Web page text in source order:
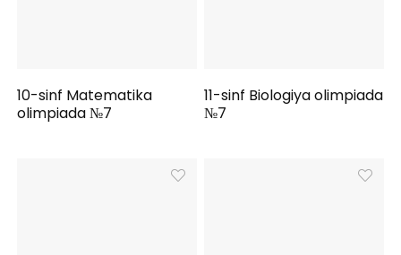
10-sinf Matematika
olimpiada №7
11-sinf Biologiya olimpiada
№7